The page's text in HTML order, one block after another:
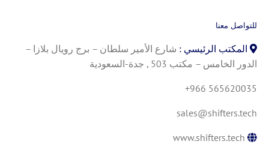
للتواصل معنا
المكتب الرئيسي : شارع الأمير سلطان – برج رويال بلازا –
الدور الخامس – مكتب 503 , جدة-السعودية
+966 565620035
sales@shifters.tech
www.shifters.tech